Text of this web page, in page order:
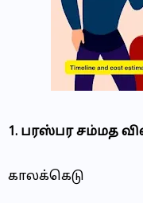
1. பரஸ்பர சம்மத
காலக்கெடு